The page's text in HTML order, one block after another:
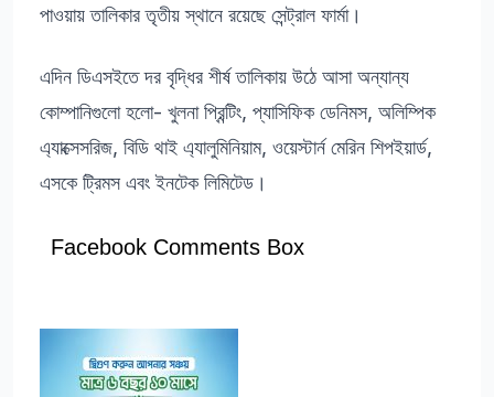
পাওয়ায় তালিকার তৃতীয় স্থানে রয়েছে সেন্ট্রাল ফার্মা।
এদিন ডিএসইতে দর বৃদ্ধির শীর্ষ তালিকায় উঠে আসা অন্যান্য
কোম্পানিগুলো হলো- খুলনা প্রিন্টিং, প্যাসিফিক ডেনিমস, অলিম্পিক
এ্যাক্সেসরিজ, বিডি থাই এ্যালুমিনিয়াম, ওয়েস্টার্ন মেরিন শিপইয়ার্ড,
এসকে ট্রিমস এবং ইনটেক লিমিটেড।
Facebook Comments Box